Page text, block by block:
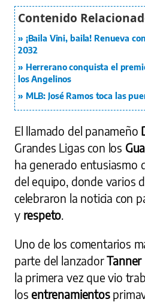
¡Baila Vini, baila! Renueva
2032
Herrerano conquista el
los Angelinos
MLB: José Ramos toca las
El llamado del panameño
Grandes Ligas con los
ha generado entusiasmo
del equipo, donde varios
celebraron la noticia con
y respeto
Uno de los comentarios
parte del lanzadorTanner
la primera vez que vio
los entrenamientos